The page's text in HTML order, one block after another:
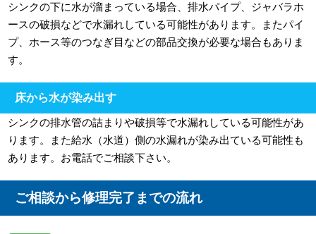
シンクの下に水が溜まっている場合、排水パイプ、ジャバラホ
ースの破損などで水漏れしている可能性があります。またパイ
プ、ホース等のつなぎ目などの部品交換が必要な場合もありま
す。
床から水が染み出す
シンクの排水管の詰まりや破損等で水漏れしている可能性があ
ります。また給水（水道）側の水漏れが染み出ている可能性も
あります。お電話でご相談下さい。
ご相談から修理完了までの流れ